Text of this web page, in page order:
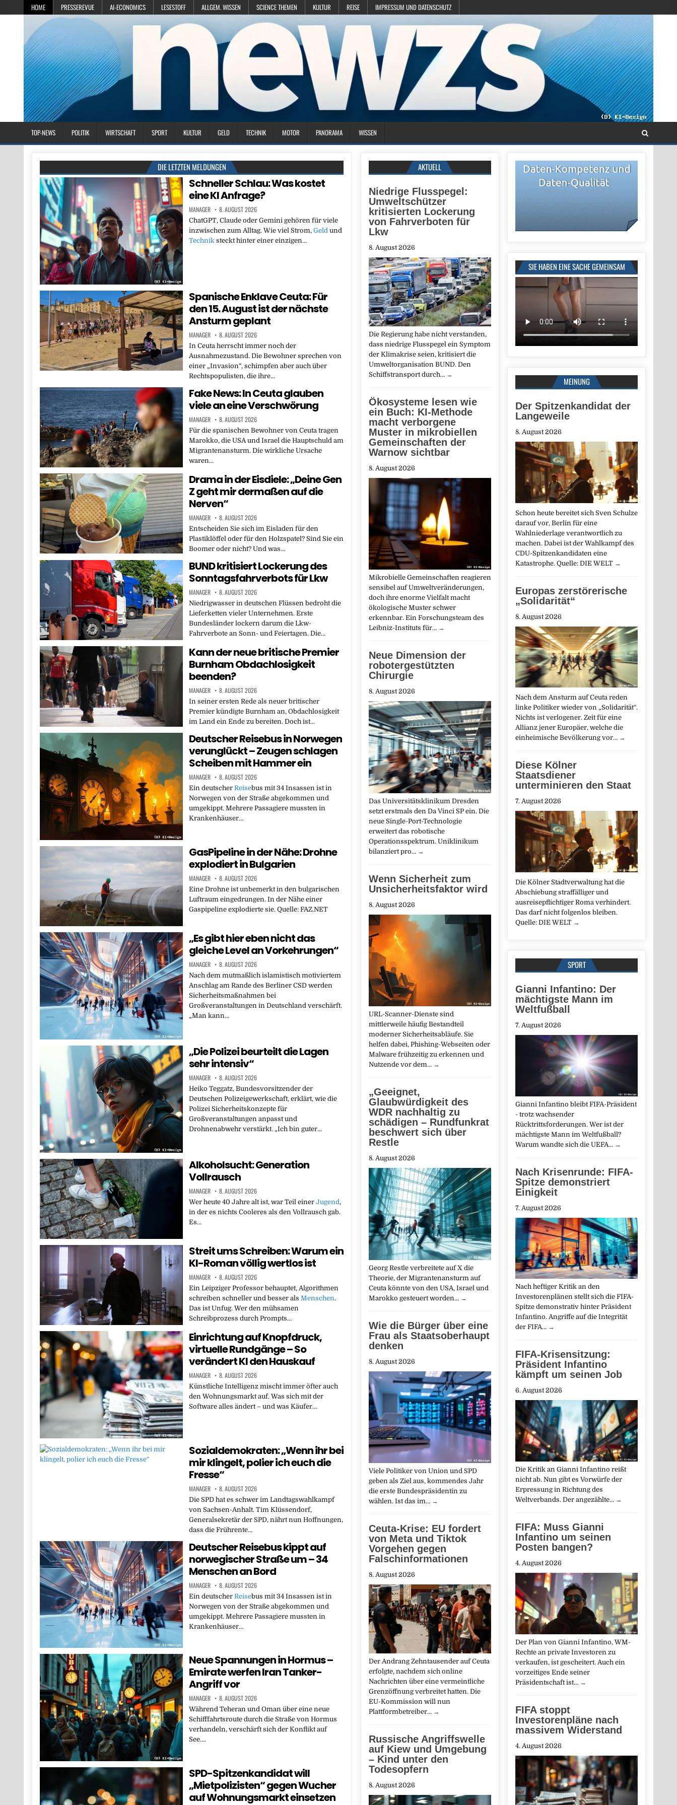
HOME PRESSEREVUE AI-ECONOMICS LESESTOFF ALLGEM. WISSEN SCIENCE THEMEN KULTUR REISE IMPRESSUM UND DATENSCHUTZ
TOP-NEWS POLITIK WIRTSCHAFT SPORT KULTUR GELD TECHNIK MOTOR PANORAMA WISSEN
DIE LETZTEN MELDUNGEN
Schneller Schlau: Was kostet
eine KI Anfrage?
MANAGER 8. AUGUST 2026
ChatGPT, Claude oder Gemini gehören für viele
inzwischen zum Alltag. Wie viel Strom, Geldund
Techniksteckt hinter einer einzigen…
Spanische Enklave Ceuta: Für
den 15. August ist der nächste
Ansturm geplant
MANAGER 8. AUGUST 2026
In Ceuta herrscht immer noch der
Ausnahmezustand. Die Bewohner sprechen von
einer „Invasion“, schimpfen aber auch über
Rechtspopulisten, die ihre…
Fake News: In Ceuta glauben
viele an eine Verschwörung
MANAGER 8. AUGUST 2026
Für die spanischen Bewohner von Ceuta tragen
Marokko, die USA und Israel die Hauptschuld am
Migrantenansturm. Die wirkliche Ursache
waren…
Drama in der Eisdiele: „Deine Gen
Z geht mir dermaßen auf die
Nerven“
MANAGER 8. AUGUST 2026
Entscheiden Sie sich im Eisladen für den
Plastiklöffel oder für den Holzspatel? Sind Sie ein
Boomer oder nicht? Und was…
BUND kritisiert Lockerung des
Sonntagsfahrverbots für Lkw
MANAGER 8. AUGUST 2026
Niedrigwasser in deutschen Flüssen bedroht die
Lieferketten vieler Unternehmen. Erste
Bundesländer lockern darum die Lkw-
Fahrverbote an Sonn- und Feiertagen. Die…
Kann der neue britische Premier
Burnham Obdachlosigkeit
beenden?
MANAGER 8. AUGUST 2026
In seiner ersten Rede als neuer britischer
Premier kündigte Burnham an, Obdachlosigkeit
im Land ein Ende zu bereiten. Doch ist…
Deutscher Reisebus in Norwegen
verunglückt – Zeugen schlagen
Scheiben mit Hammer ein
MANAGER 8. AUGUST 2026
Ein deutscher Reisebus mit 34 Insassen ist in
Norwegen von der Straße abgekommen und
umgekippt. Mehrere Passagiere mussten in
Krankenhäuser…
GasPipeline in der Nähe: Drohne
explodiert in Bulgarien
MANAGER 8. AUGUST 2026
Eine Drohne ist unbemerkt in den bulgarischen
Luftraum eingedrungen. In der Nähe einer
Gaspipeline explodierte sie. Quelle: FAZ.NET
„Es gibt hier eben nicht das
gleiche Level an Vorkehrungen“
MANAGER 8. AUGUST 2026
Nach dem mutmaßlich islamistisch motiviertem
Anschlag am Rande des Berliner CSD werden
Sicherheitsmaßnahmen bei
Großveranstaltungen in Deutschland verschärft.
„Man kann…
„Die Polizei beurteilt die Lagen
sehr intensiv“
MANAGER 8. AUGUST 2026
Heiko Teggatz, Bundesvorsitzender der
Deutschen Polizeigewerkschaft, erklärt, wie die
Polizei Sicherheitskonzepte für
Großveranstaltungen anpasst und
Drohnenabwehr verstärkt. „Ich bin guter…
Alkoholsucht: Generation
Vollrausch
MANAGER 8. AUGUST 2026
Wer heute 40 Jahre alt ist, war Teil einer Jugend,
in der es nichts Cooleres als den Vollrausch gab.
Es…
Streit ums Schreiben: Warum ein
KI-Roman völlig wertlos ist
MANAGER 8. AUGUST 2026
Ein Leipziger Professor behauptet, Algorithmen
schreiben schneller und besser als Menschen.
Das ist Unfug. Wer den mühsamen
Schreibprozess durch Prompts…
Einrichtung auf Knopfdruck,
virtuelle Rundgänge – So
verändert KI den Hauskauf
MANAGER 8. AUGUST 2026
Künstliche Intelligenz mischt immer öfter auch
den Wohnungsmarkt auf. Was sich mit der
Software alles ändert – und was Käufer…
Sozialdemokraten: „Wenn ihr bei
mir klingelt, polier ich euch die
Fresse“
MANAGER 8. AUGUST 2026
Die SPD hat es schwer im Landtagswahlkampf
von Sachsen-Anhalt. Tim Klüssendorf,
Generalsekretär der SPD, nährt nun Hoffnungen,
dass die Frührente…
Deutscher Reisebus kippt auf
norwegischer Straße um – 34
Menschen an Bord
MANAGER 8. AUGUST 2026
Ein deutscher Reisebus mit 34 Insassen ist in
Norwegen von der Straße abgekommen und
umgekippt. Mehrere Passagiere mussten in
Krankenhäuser…
Neue Spannungen in Hormus –
Emirate werfen Iran Tanker-
Angriff vor
MANAGER 8. AUGUST 2026
Während Teheran und Oman über eine neue
Schifffahrtsroute durch die Straße von Hormus
verhandeln, verschärft sich der Konflikt auf
See….
SPD-Spitzenkandidat will
„Mietpolizisten“ gegen Wucher
auf Wohnungsmarkt einsetzen
SIE HABEN EINE SACHE GEMEINSAM
MEINUNG
Der Spitzenkandidat der
Langeweile
8. August 2026
Schon heute bereitet sich Sven Schulze
darauf vor, Berlin für eine
Wahlniederlage verantwortlich zu
machen. Dabei ist der Wahlkampf des
CDU-Spitzenkandidaten eine
Katastrophe. Quelle: DIE WELT →
Europas zerstörerische
„Solidarität“
8. August 2026
Nach dem Ansturm auf Ceuta reden
linke Politiker wieder von „Solidarität“.
Nichts ist verlogener. Zeit für eine
Allianz jener Europäer, welche die
einheimische Bevölkerung vor… →
Diese Kölner
Staatsdiener
unterminieren den Staat
7. August 2026
Die Kölner Stadtverwaltung hat die
Abschiebung straffälliger und
ausreisepflichtiger Roma verhindert.
Das darf nicht folgenlos bleiben.
Quelle: DIE WELT →
SPORT
Gianni Infantino: Der
mächtigste Mann im
Weltfußball
7. August 2026
Gianni Infantino bleibt FIFA-Präsident
- trotz wachsender
Rücktrittsforderungen. Wer ist der
mächtigste Mann im Weltfußball?
Warum wandte sich die UEFA… →
Nach Krisenrunde: FIFA-
Spitze demonstriert
Einigkeit
7. August 2026
Nach heftiger Kritik an den
Investorenplänen stellt sich die FIFA-
Spitze demonstrativ hinter Präsident
Infantino. Angriffe auf die Integrität
der FIFA… →
FIFA-Krisensitzung:
Präsident Infantino
kämpft um seinen Job
6. August 2026
Die Kritik an Gianni Infantino reißt
nicht ab. Nun gibt es Vorwürfe der
Erpressung in Richtung des
Weltverbands. Der angezählte… →
FIFA: Muss Gianni
Infantino um seinen
Posten bangen?
4. August 2026
Der Plan von Gianni Infantino, WM-
Rechte an private Investoren zu
verkaufen, ist gescheitert. Auch ein
vorzeitiges Ende seiner
Präsidentschaft ist… →
FIFA stoppt
Investorenpläne nach
massivem Widerstand
4. August 2026
AKTUELL
Niedrige Flusspegel:
Umweltschützer
kritisierten Lockerung
von Fahrverboten für
Lkw
8. August 2026
Die Regierung habe nicht verstanden,
dass niedrige Flusspegel ein Symptom
der Klimakrise seien, kritisiert die
Umweltorganisation BUND. Den
Schiffstransport durch… →
Ökosysteme lesen wie
ein Buch: KI-Methode
macht verborgene
Muster in mikrobiellen
Gemeinschaften der
Warnow sichtbar
8. August 2026
Mikrobielle Gemeinschaften reagieren
sensibel auf Umweltveränderungen,
doch ihre enorme Vielfalt macht
ökologische Muster schwer
erkennbar. Ein Forschungsteam des
Leibniz-Instituts für… →
Neue Dimension der
robotergestützten
Chirurgie
8. August 2026
Das Universitätsklinikum Dresden
setzt erstmals den Da Vinci SP ein. Die
neue Single-Port-Technologie
erweitert das robotische
Operationsspektrum. Uniklinikum
bilanziert pro… →
Wenn Sicherheit zum
Unsicherheitsfaktor wird
8. August 2026
URL-Scanner-Dienste sind
mittlerweile häufig Bestandteil
moderner Sicherheitsabläufe. Sie
helfen dabei, Phishing-Webseiten oder
Malware frühzeitig zu erkennen und
Nutzende vor dem… →
„Geeignet,
Glaubwürdigkeit des
WDR nachhaltig zu
schädigen – Rundfunkrat
beschwert sich über
Restle
8. August 2026
Georg Restle verbreitete auf X die
Theorie, der Migrantenansturm auf
Ceuta könnte von den USA, Israel und
Marokko gesteuert worden… →
Wie die Bürger über eine
Frau als Staatsoberhaupt
denken
8. August 2026
Viele Politiker von Union und SPD
geben als Ziel aus, kommendes Jahr
die erste Bundespräsidentin zu
wählen. Ist das im… →
Ceuta-Krise: EU fordert
von Meta und Tiktok
Vorgehen gegen
Falschinformationen
8. August 2026
Der Andrang Zehntausender auf Ceuta
erfolgte, nachdem sich online
Nachrichten über eine vermeintliche
Grenzöffnung verbreitet hatten. Die
EU-Kommission will nun
Plattformbetreiber… →
Russische Angriffswelle
auf Kiew und Umgebung
– Kind unter den
Todesopfern
8. August 2026